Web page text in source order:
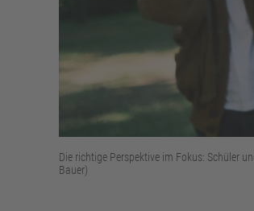
Die richtige Perspektive im Fokus: Schüler
Bauer)